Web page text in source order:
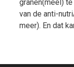
granen(meel)
van de anti-
meer). En dat